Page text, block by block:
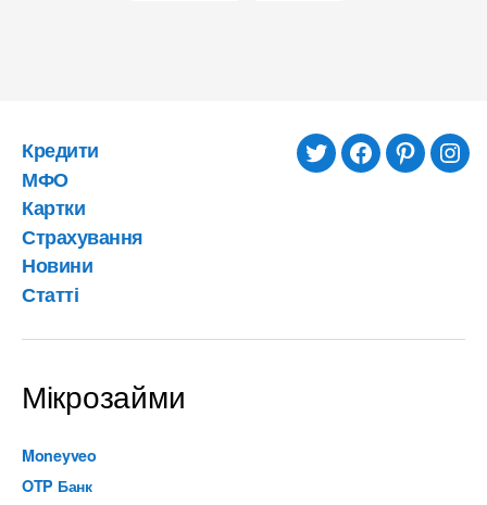
Кредити
МФО
Картки
Страхування
Новини
Статті
twitterfacebookpinterest
Мікрозайми
Moneyveo
OTP Банк